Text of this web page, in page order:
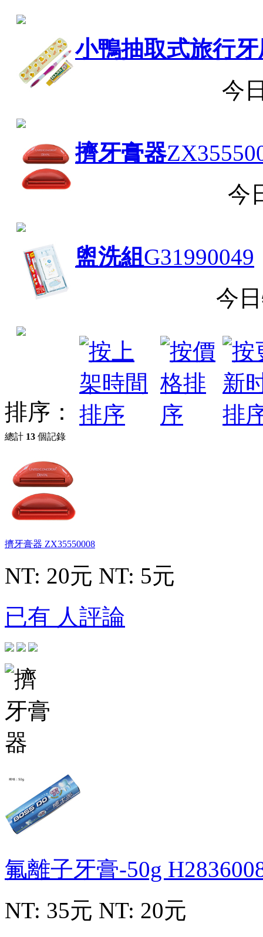
小鴨抽取式旅行
今
擠牙膏器
今
盥洗組 G31990049
今
排序：
總計 13 個記錄
擠牙膏器 ZX35550008
NT: 20元 NT: 5元
已有 人評論
氟離子牙膏-50g
NT: 35元 NT: 20元